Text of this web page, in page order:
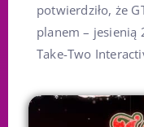
potwierdziło, że
planem – jesienią
Take-Two